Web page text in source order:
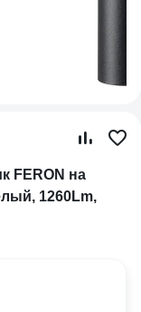
FERON на
1260Lm,